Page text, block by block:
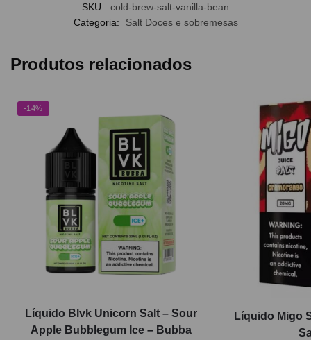
SKU:
cold-brew-salt-vanilla-bean
Categoria:
Salt Doces e sobremesas
Produtos relacionados
-14%
Líquido Blvk Unicorn Salt – Sour
Apple Bubblegum Ice – Bubba
Líquido Migo